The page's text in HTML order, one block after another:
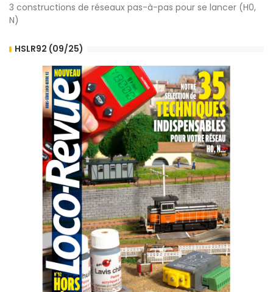
3 constructions de réseaux pas-à-pas pour se lancer (H0,
N)
HSLR92 (09/25)